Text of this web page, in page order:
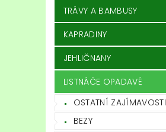
TRÁVY A BAMBUSY
KAPRADINY
JEHLIČNANY
LISTNÁČE OPADAVÉ
OSTATNÍ ZAJÍMAVOSTI
BEZY